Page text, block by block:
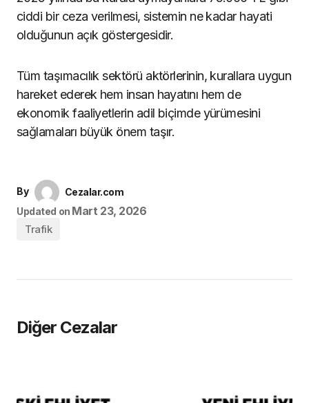
ciddi bir ceza verilmesi, sistemin ne kadar hayati
olduğunun açık göstergesidir.
Tüm taşımacılık sektörü aktörlerinin, kurallara uygun
hareket ederek hem insan hayatını hem de
ekonomik faaliyetlerin adil biçimde yürümesini
sağlamaları büyük önem taşır.
By
Cezalar.com
Updated on Mart 23, 2026
Trafik
Diğer Cezalar